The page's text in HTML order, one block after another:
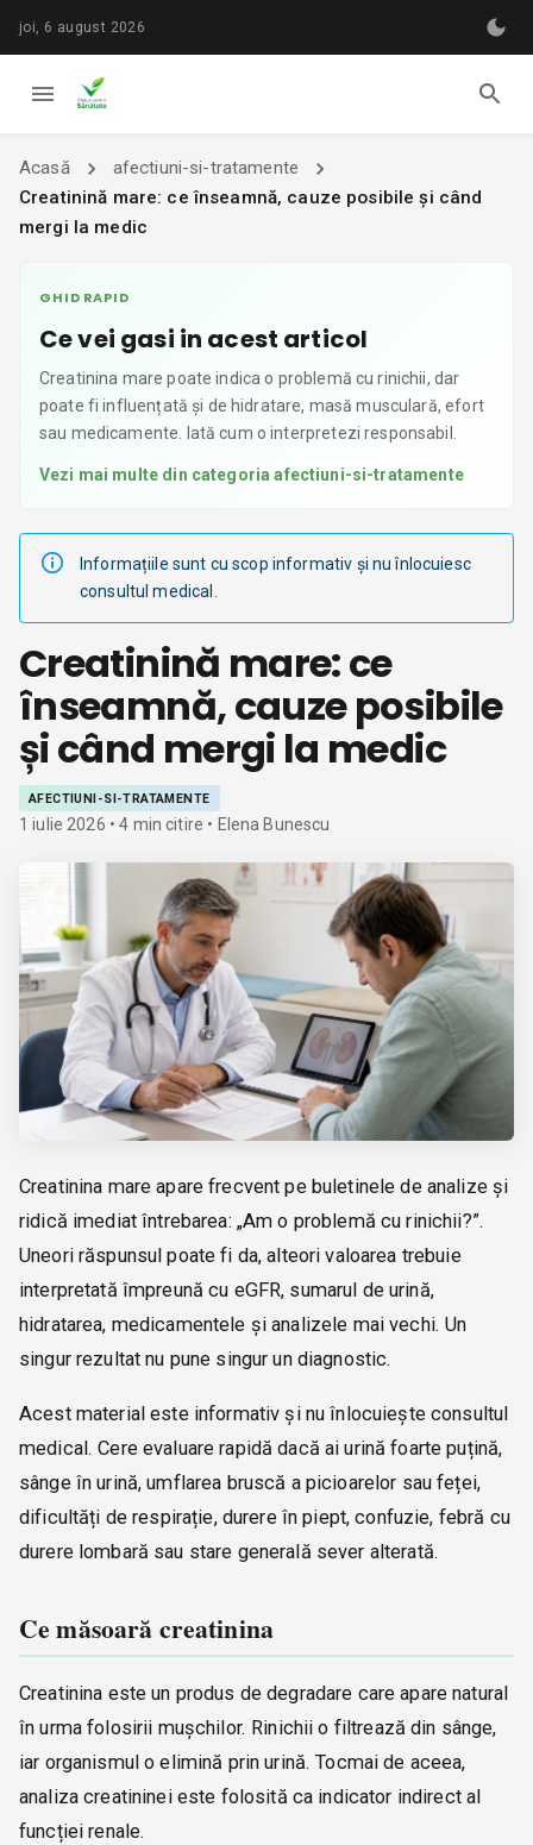
joi, 6 august 2026
Acasă
afectiuni-si-tratamente
Creatinină mare: ce înseamnă, cauze posibile și când
mergi la medic
GHID RAPID
Ce vei gasi in acest articol
Creatinina mare poate indica o problemă cu rinichii, dar
poate fi influențată și de hidratare, masă musculară, efort
sau medicamente. Iată cum o interpretezi responsabil.
Vezi mai multe din categoriaafectiuni-si-tratamente
Informațiile sunt cu scop informativ și nu înlocuiesc
consultul medical.
Creatinină mare: ce
înseamnă, cauze posibile
și când mergi la medic
AFECTIUNI-SI-TRATAMENTE
1 iulie 2026 •4 min citire • Elena Bunescu
Creatinina mare apare frecvent pe buletinele de analize și
ridică imediat întrebarea: „Am o problemă cu rinichii?”.
Uneori răspunsul poate fi da, alteori valoarea trebuie
interpretată împreună cu eGFR, sumarul de urină,
hidratarea, medicamentele și analizele mai vechi. Un
singur rezultat nu pune singur un diagnostic.
Acest material este informativ și nu înlocuiește consultul
medical. Cere evaluare rapidă dacă ai urină foarte puțină,
sânge în urină, umflarea bruscă a picioarelor sau feței,
dificultăți de respirație, durere în piept, confuzie, febră cu
durere lombară sau stare generală sever alterată.
Ce măsoară creatinina
Creatinina este un produs de degradare care apare natural
în urma folosirii mușchilor. Rinichii o filtrează din sânge,
iar organismul o elimină prin urină. Tocmai de aceea,
analiza creatininei este folosită ca indicator indirect al
funcției renale.